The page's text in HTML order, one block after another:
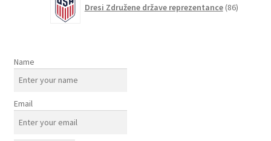
Dresi Združene države reprezentance 86izdelkov
Name
Email